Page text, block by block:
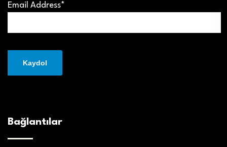
Email Address*
Bağlantılar